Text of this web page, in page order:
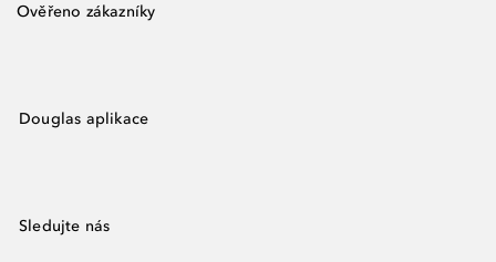
Ověřeno zákazníky
Douglas aplikace
Sledujte nás